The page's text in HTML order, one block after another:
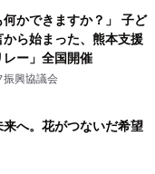
何かできますか？」 子ど
から始まった、熊本支援
レー」全国開催
振興協議会
来へ。花がつないだ希望